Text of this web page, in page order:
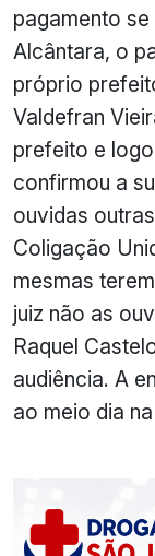
pagamento
Alcântara, o
próprio
Valdefran
prefeito e
confirmou a
ouvidas
Coligação
mesmas
juiz não as
Raquel
audiência. A
ao meio dia